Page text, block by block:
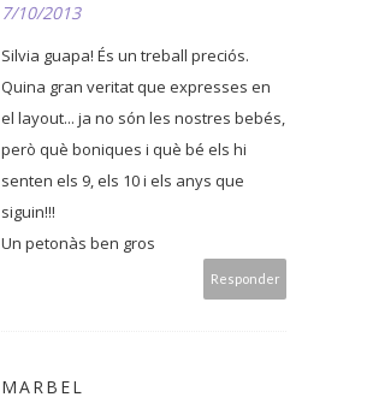
7/10/2013
Silvia guapa! És un treball preciós.
Quina gran veritat que expresses en
el layout... ja no són les nostres bebés,
però què boniques i què bé els hi
senten els 9, els 10 i els anys que
siguin!!!
Un petonàs ben gros
Responder
MARBEL